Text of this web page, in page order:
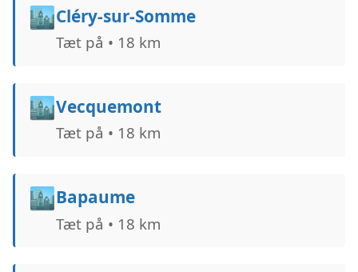
🏙️Cléry-sur-Somme
Tæt på • 18 km
🏙️Vecquemont
Tæt på • 18 km
🏙️Bapaume
Tæt på • 18 km